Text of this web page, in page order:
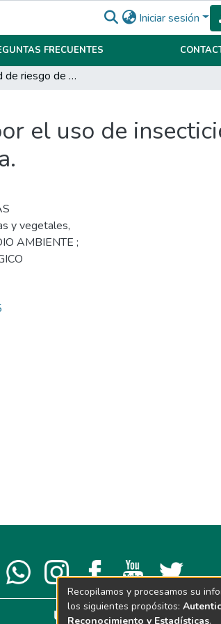
Iniciar sesión
FRECUENTES
Probabilidad de riesgo de mortandad de aves por el uso de insecticidas en el este de la Provincia de Córdoba, Argentina.
el uso de
y vegetales,
AMBIENTE ;
Recopilamos y procesamos su
los siguientes propósitos:
Reconocimiento y Estadísticas.